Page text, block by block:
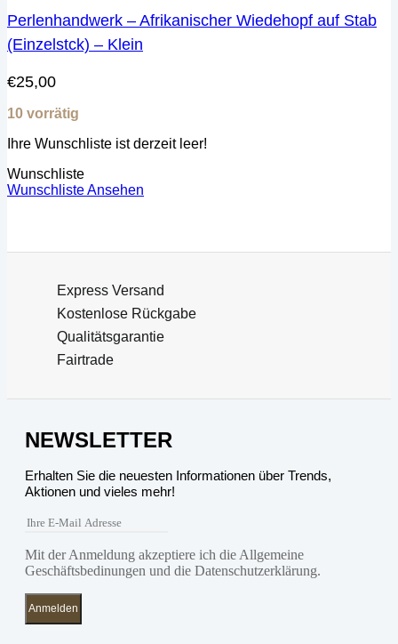
Perlenhandwerk – Afrikanischer Wiedehopf auf Stab
(Einzelstck) – Klein
€25,00
10 vorrätig
Ihre Wunschliste ist derzeit leer!
Wunschliste
Wunschliste Ansehen
Express Versand
Kostenlose Rückgabe
Qualitätsgarantie
Fairtrade
NEWSLETTER
Erhalten Sie die neuesten Informationen über Trends,
Aktionen und vieles mehr!
Mit der Anmeldung akzeptiere ich die Allgemeine
Geschäftsbedinungen und die Datenschutzerklärung.
Anmelden